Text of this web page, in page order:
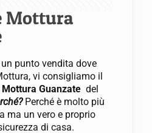
Mottura
punto vendita dove
vi consigliamo il
Guanzate del
Perché è molto più
ma un vero e proprio
di casa.